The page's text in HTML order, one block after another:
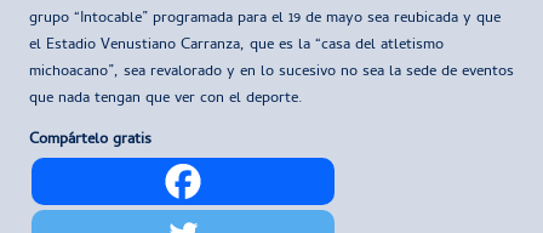
grupo “Intocable” programada para el 19 de mayo sea reubicada y que
el Estadio Venustiano Carranza, que es la “casa del atletismo
michoacano”, sea revalorado y en lo sucesivo no sea la sede de eventos
que nada tengan que ver con el deporte.
Compártelo gratis